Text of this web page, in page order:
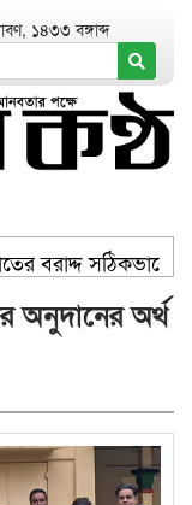
১৪৩৩ বঙ্গাব্দ
বরাদ্দ
জায়গা আছে,
অনুদানের অর্থ